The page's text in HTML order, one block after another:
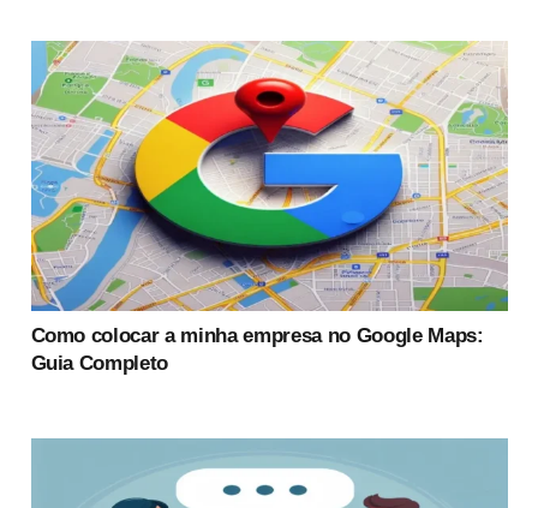
Como colocar a minha empresa no Google Maps:
Guia Completo